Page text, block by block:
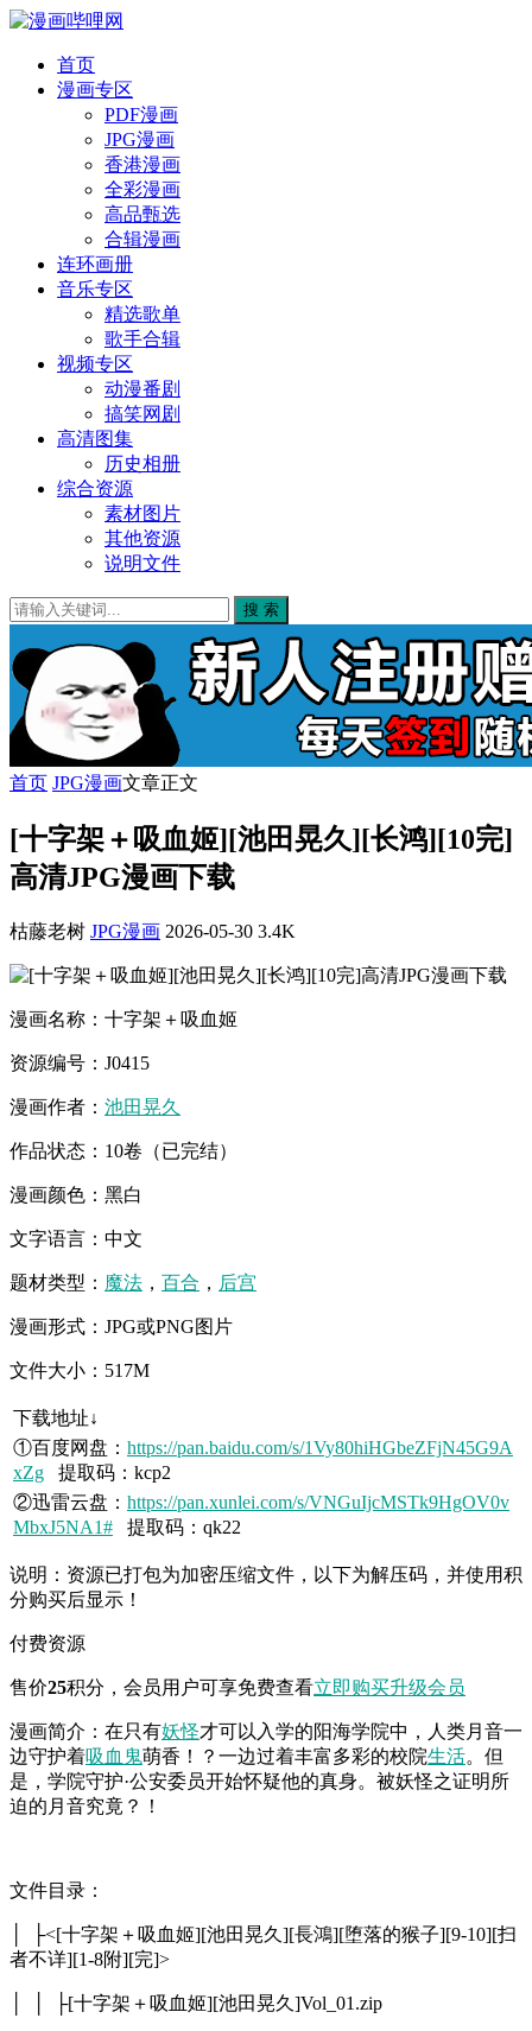
首页
漫画专区
PDF漫画
JPG漫画
香港漫画
全彩漫画
高品甄选
合辑漫画
连环画册
音乐专区
精选歌单
歌手合辑
视频专区
动漫番剧
搞笑网剧
高清图集
历史相册
综合资源
素材图片
其他资源
说明文件
搜 索
首页 JPG漫画文章正文
[十字架＋吸血姬][池田晃久][长鸿][10完]
高清JPG漫画下载
枯藤老树 JPG漫画 2026-05-30 3.4K
漫画名称：十字架＋吸血姬
资源编号：J0415
漫画作者： 池田晃久
作品状态：10卷（已完结）
漫画颜色：黑白
文字语言：中文
题材类型： 魔法 ， 百合 ， 后宫
漫画形式：JPG或PNG图片
文件大小：517M
下载地址↓
①百度网盘： https://pan.baidu.com/s/1Vy80hiHGbeZFjN45G9A
xZg 提取码：kcp2
②迅雷云盘： https://pan.xunlei.com/s/VNGuIjcMSTk9HgOV0v
MbxJ5NA1# 提取码：qk22
说明：资源已打包为加密压缩文件，以下为解压码，并使用积
分购买后显示！
付费资源
售价25积分 ，会员用户可享免费查看立即购买升级会员
漫画简介：在只有妖怪才可以入学的阳海学院中，人类月音一
边守护着吸血鬼萌香！？一边过着丰富多彩的校院生活。但
是，学院守护·公安委员开始怀疑他的真身。被妖怪之证明所
迫的月音究竟？！
文件目录：
│ ├<[十字架＋吸血姬][池田晃久][長鴻][堕落的猴子][9-10][扫
者不详][1-8附][完]>
│ │ ├[十字架＋吸血姬][池田晃久]Vol_01.zip